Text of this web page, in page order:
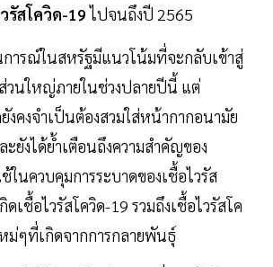
รัสโควิด-19ไปจนถึงปี 2565
การณ์ในสหรัฐมีแนวโน้มที่จะกลับเข้าสู่
วนใหญ่ภายในช่วงปลายปีนี้ แต่
คงจำเป็นต้องสวมใส่หน้ากากอนามัย
ยังได้ย้ำเตือนถึงความสำคัญของ
ในควบคุมการระบาดของเชื้อไวรัส
ดเชื้อไวรัสโควิด-19 รวมถึงเชื้อไวรัสโค
ม่ๆที่เกิดจากการกลายพันธุ์